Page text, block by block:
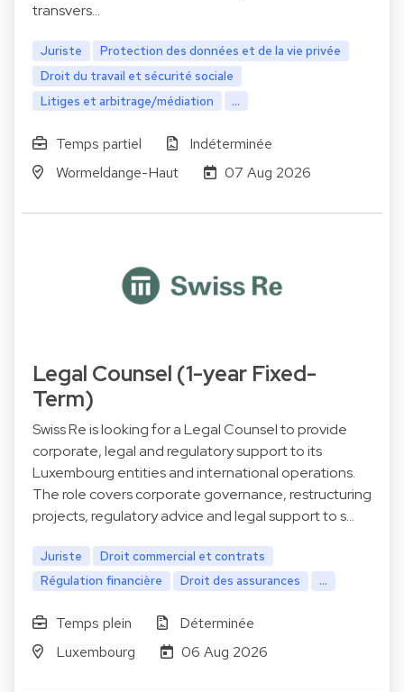
transvers…
Juriste
Protection des données et de la vie privée
Droit du travail et sécurité sociale
Litiges et arbitrage/médiation
...
Temps partiel
Indéterminée
Wormeldange-Haut
07 Aug 2026
Legal Counsel (1-year Fixed-
Term)
Swiss Re is looking for a Legal Counsel to provide
corporate, legal and regulatory support to its
Luxembourg entities and international operations.
The role covers corporate governance, restructuring
projects, regulatory advice and legal support to s…
Juriste
Droit commercial et contrats
Régulation financière
Droit des assurances ...
Temps plein
Déterminée
Luxembourg
06 Aug 2026